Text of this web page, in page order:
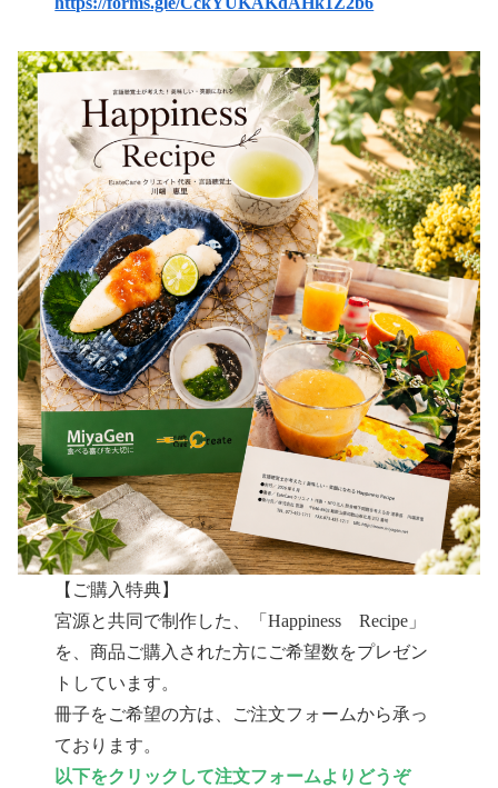
【ご購入特典】
宮源と共同で制作した、「Happiness Recipe」
を、商品ご購入された方にご希望数をプレゼン
トしています。
冊子をご希望の方は、ご注文フォームから承っ
ております。
以下をクリックして注文フォームよりどうぞ